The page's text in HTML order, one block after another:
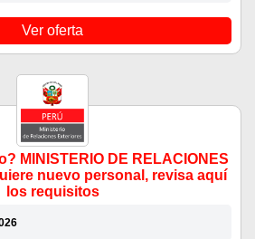
Ver oferta
MINISTERIO DE RELACIONES
nuevo personal, revisa aquí
los requisitos